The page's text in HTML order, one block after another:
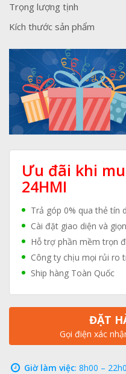
Trọng lượng tịnh
Kích thước sản phẩm
Ưu đãi khi
24HMI
Trả góp 0% qua thẻ tín
Cài đặt giao diện và
Hỗ trợ phần mềm trọn
Công ty chịu mọi rủi ro
Ship hàng Toàn Quốc
ĐẶT
Gọi điện xác
Giờ làm việc: 8h00 –